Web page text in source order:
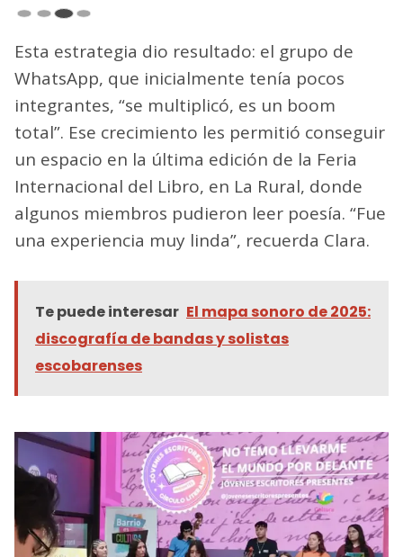
Esta estrategia dio resultado: el grupo de
WhatsApp, que inicialmente tenía pocos
integrantes, “se multiplicó, es un boom
total”. Ese crecimiento les permitió conseguir
un espacio en la última edición de la Feria
Internacional del Libro, en La Rural, donde
algunos miembros pudieron leer poesía. “Fue
una experiencia muy linda”, recuerda Clara.
Te puede interesar El mapa sonoro de 2025:
discografía de bandas y solistas
escobarenses